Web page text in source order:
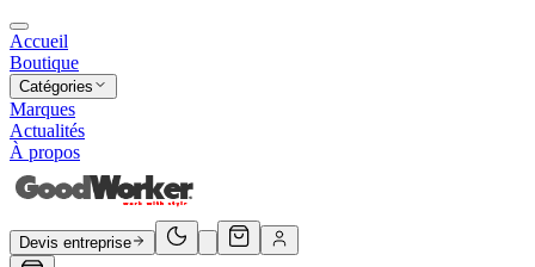
Accueil
Boutique
Catégories
Marques
Actualités
À propos
Devis entreprise